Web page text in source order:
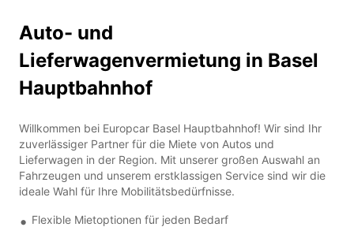
Auto- und
Lieferwagenvermietung in Basel
Hauptbahnhof
Willkommen bei Europcar Basel Hauptbahnhof! Wir sind Ihr
zuverlässiger Partner für die Miete von Autos und
Lieferwagen in der Region. Mit unserer großen Auswahl an
Fahrzeugen und unserem erstklassigen Service sind wir die
ideale Wahl für Ihre Mobilitätsbedürfnisse.
Flexible Mietoptionen für jeden Bedarf